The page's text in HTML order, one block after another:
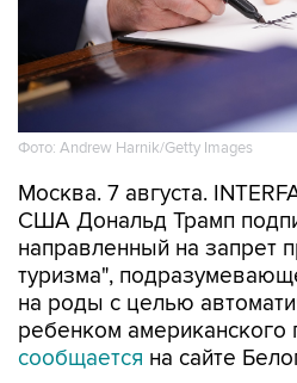
Фото: Andrew Harnik/Getty Images
Москва. 7 августа.
США Дональд Трамп
направленный на запрет
туризма",
на роды с целью
ребенком американского
сообщается на сайте